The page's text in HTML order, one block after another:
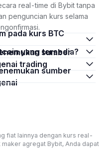
real-time di Bybit tanpa
penguncian kurs selama
yang tersedia?
trading
fiat lainnya dengan kurs real-
agregat Bybit, Anda dapat